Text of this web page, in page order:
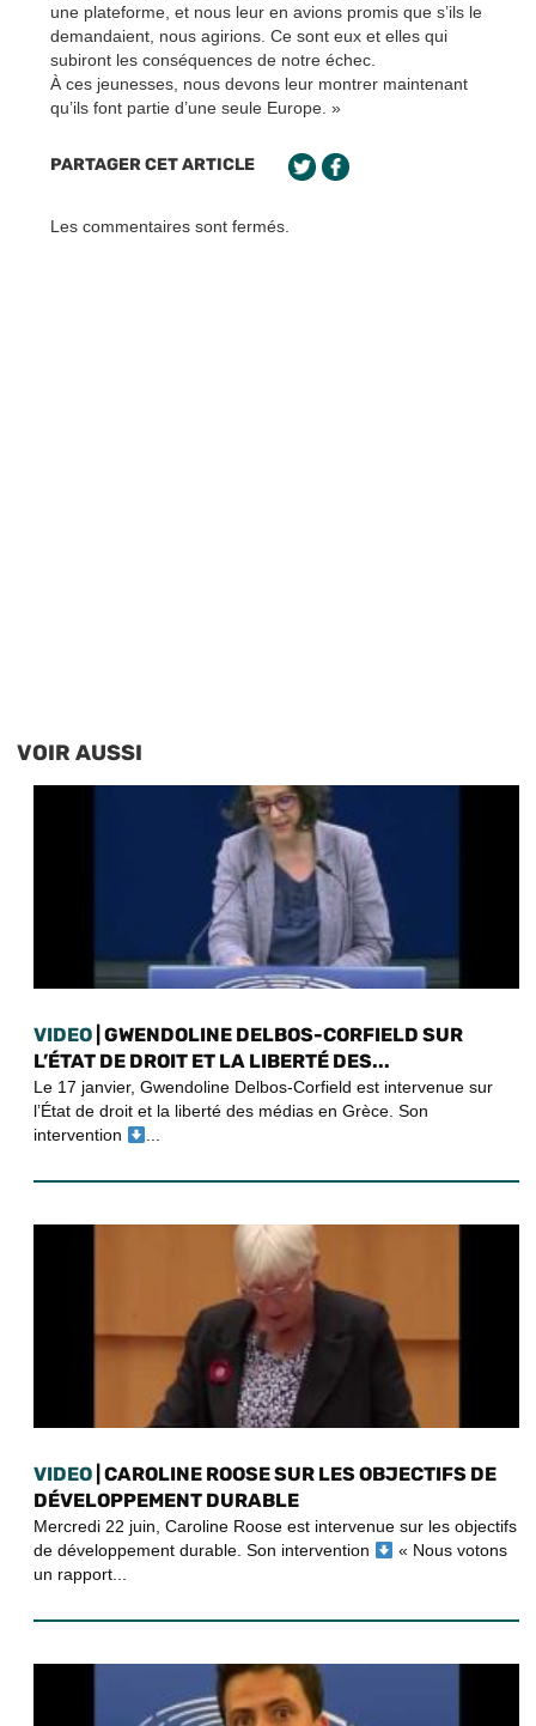
une plateforme, et nous leur en avions promis que s’ils le
demandaient, nous agirions. Ce sont eux et elles qui
subiront les conséquences de notre échec.
À ces jeunesses, nous devons leur montrer maintenant
qu’ils font partie d’une seule Europe. »
PARTAGER CET ARTICLE
Les commentaires sont fermés.
VOIR AUSSI
VIDEO | GWENDOLINE DELBOS-CORFIELD SUR
L’ÉTAT DE DROIT ET LA LIBERTÉ DES...
Le 17 janvier, Gwendoline Delbos-Corfield est intervenue sur
l’État de droit et la liberté des médias en Grèce. Son
intervention
VIDEO | CAROLINE ROOSE SUR LES OBJECTIFS DE
DÉVELOPPEMENT DURABLE
Mercredi 22 juin, Caroline Roose est intervenue sur les objectifs
de développement durable. Son intervention
« Nous votons
un rapport...